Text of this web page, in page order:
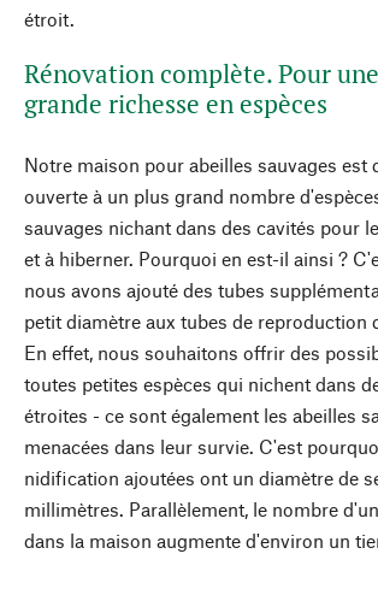
étroit.
Rénovation complète. Pour
grande richesse en espèces
Notre maison pour abeilles sauvages est
ouverte à un plus grand nombre
sauvages nichant dans des cavités pour
et à hiberner. Pourquoi en est-il ainsi ?
nous avons ajouté des tubes
petit diamètre aux tubes de reproduction
En effet, nous souhaitons offrir des
toutes petites espèces qui nichent dans
étroites - ce sont également les abeilles
menacées dans leur survie. C'est
nidification ajoutées ont un diamètre de
millimètres. Parallèlement, le nombre
dans la maison augmente d'environ un